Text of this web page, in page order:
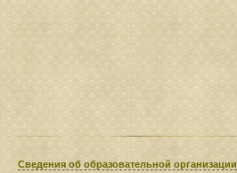
Сведения​ об образовательной организации